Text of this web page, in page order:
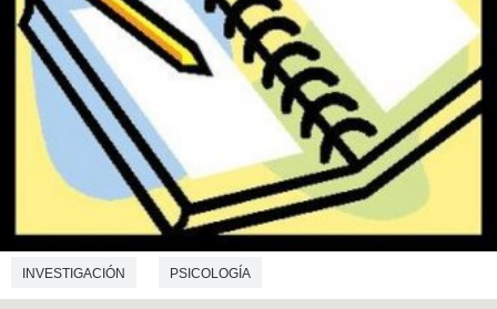
INVESTIGACIÓN PSICOLOGÍA